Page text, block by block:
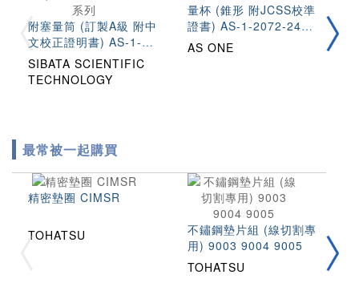
附塞量筒 (訂製A級 附中
文校正證明書) AS-1-
1960-57系列
SIBATA SCIENTIFIC
TECHNOLOGY
量杯 (錐形 附JCSS校準
證書) AS-1-2072-24系
列
AS ONE
最常被一起購買
精密墊圈 CIMSR
TOHATSU
不鏽鋼墊片組 (線切割專
用) 9003 9004 9005
TOHATSU